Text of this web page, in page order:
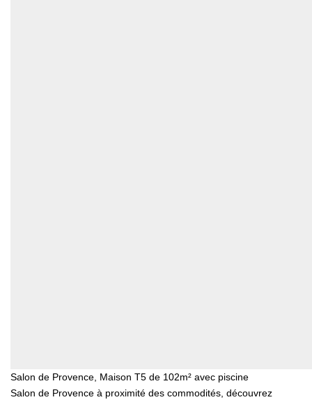
Salon de Provence, Maison T5 de 102m² avec piscine
Salon de Provence à proximité des commodités, découvrez